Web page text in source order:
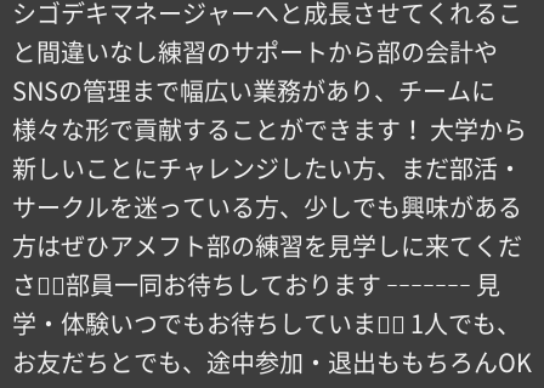
シゴデキマネージャーへと成長させてくれるこ
と間違いなし練習のサポートから部の会計や
SNSの管理まで幅広い業務があり、チームに
様々な形で貢献することができます！ 大学から
新しいことにチャレンジしたい方、まだ部活・
サークルを迷っている方、少しでも興味がある
方はぜひアメフト部の練習を見学しに来てくだ
さい🏻部員一同お待ちしております ｰｰｰｰｰｰｰ 見
学・体験いつでもお待ちしています🏻 1人でも、
お友だちとでも、途中参加・退出ももちろんOK